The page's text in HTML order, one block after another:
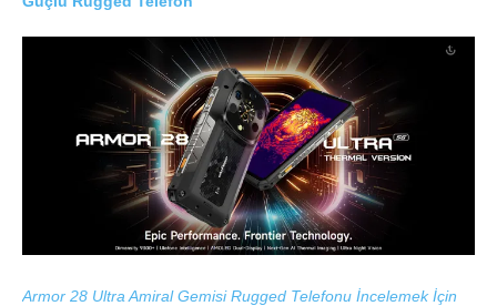
Armor 28 Ultra Amiral Gemisi Rugged Telefonu İncelemek İçin